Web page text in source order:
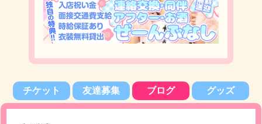
チケット 友達募集 ブログ グッズ